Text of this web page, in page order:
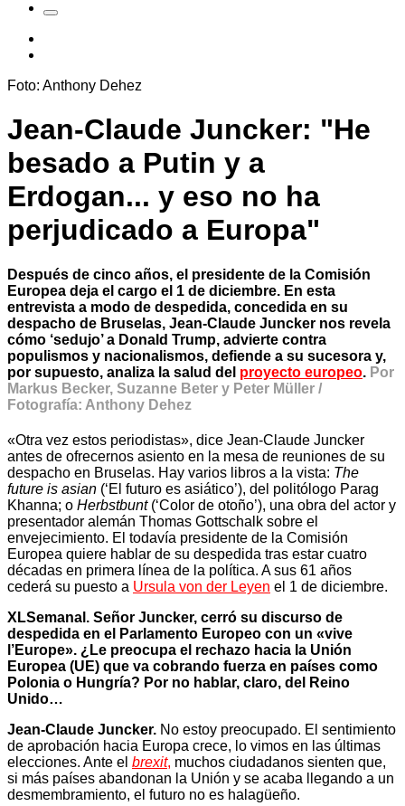
Foto: Anthony Dehez
Jean-Claude Juncker: "He
besado a Putin y a
Erdogan... y eso no ha
perjudicado a Europa"
Después de cinco años, el presidente de la Comisión
Europea deja el cargo el 1 de diciembre. En esta
entrevista a modo de despedida, concedida en su
despacho de Bruselas, Jean-Claude Juncker nos revela
cómo ‘sedujo’ a Donald Trump, advierte contra
populismos y nacionalismos, defiende a su sucesora y,
por supuesto, analiza la salud del proyecto europeo. Por
Markus Becker, Suzanne Beter y Peter Müller /
Fotografía: Anthony Dehez
«Otra vez estos periodistas», dice Jean-Claude Juncker
antes de ofrecernos asiento en la mesa de reuniones de su
despacho en Bruselas. Hay varios libros a la vista: The
future is asian (‘El futuro es asiático’), del politólogo Parag
Khanna; o Herbstbunt(‘Color de otoño’), una obra del actor y
presentador alemán Thomas Gottschalk sobre el
envejecimiento. El todavía presidente de la Comisión
Europea quiere hablar de su despedida tras estar cuatro
décadas en primera línea de la política. A sus 61 años
cederá su puesto a Ursula von der Leyen el 1 de diciembre.
XLSemanal. Señor Juncker, cerró su discurso de
despedida en el Parlamento Europeo con un «vive
l’Europe». ¿Le preocupa el rechazo hacia la Unión
Europea (UE) que va cobrando fuerza en países como
Polonia o Hungría? Por no hablar, claro, del Reino
Unido…
Jean-Claude Juncker. No estoy preocupado. El sentimiento
de aprobación hacia Europa crece, lo vimos en las últimas
elecciones. Ante el brexit, muchos ciudadanos sienten que,
si más países abandonan la Unión y se acaba llegando a un
desmembramiento, el futuro no es halagüeño.